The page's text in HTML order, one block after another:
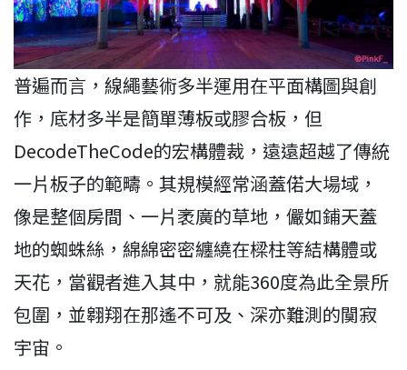
普遍而言，線繩藝術多半運用在平面構圖與創
作，底材多半是簡單薄板或膠合板，但
DecodeTheCode的宏構體裁，遠遠超越了傳統
一片板子的範疇。其規模經常涵蓋偌大場域，
像是整個房間、一片袤廣的草地，儼如鋪天蓋
地的蜘蛛絲，綿綿密密纏繞在樑柱等結構體或
天花，當觀者進入其中，就能360度為此全景所
包圍，並翱翔在那遙不可及、深亦難測的闃寂
宇宙。